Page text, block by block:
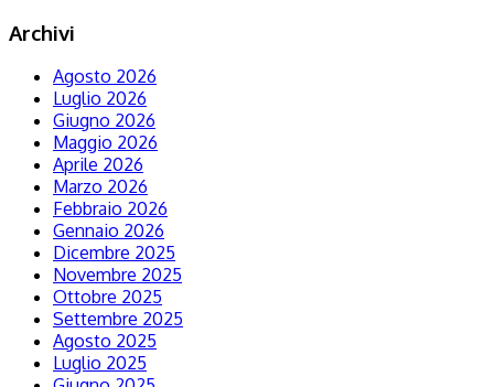
Archivi
Agosto 2026
Luglio 2026
Giugno 2026
Maggio 2026
Aprile 2026
Marzo 2026
Febbraio 2026
Gennaio 2026
Dicembre 2025
Novembre 2025
Ottobre 2025
Settembre 2025
Agosto 2025
Luglio 2025